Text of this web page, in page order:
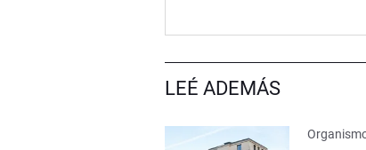
LEÉ ADEMÁS